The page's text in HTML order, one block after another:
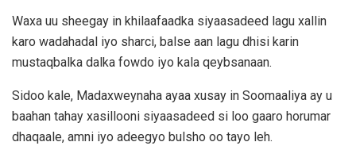
Waxa uu sheegay in khilaafaadka siyaasadeed lagu xallin
karo wadahadal iyo sharci, balse aan lagu dhisi karin
mustaqbalka dalka fowdo iyo kala qeybsanaan.
Sidoo kale, Madaxweynaha ayaa xusay in Soomaaliya ay u
baahan tahay xasillooni siyaasadeed si loo gaaro horumar
dhaqaale, amni iyo adeegyo bulsho oo tayo leh.